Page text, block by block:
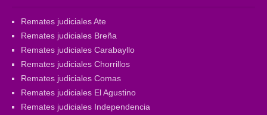
Remates judiciales Ate
Remates judiciales Breña
Remates judiciales Carabayllo
Remates judiciales Chorrillos
Remates judiciales Comas
Remates judiciales El Agustino
Remates judiciales Independencia